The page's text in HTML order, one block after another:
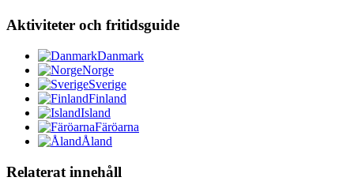
Aktiviteter och fritidsguide
Danmark
Norge
Sverige
Finland
Island
Färöarna
Åland
Relaterat innehåll